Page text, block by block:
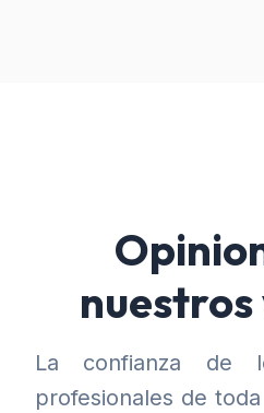
nuestros
La confianza de
profesionales de